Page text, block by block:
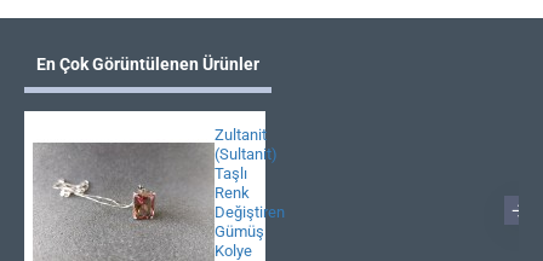
En Çok Görüntülenen Ürünler
Zultanit
(Sultanit)
Taşlı
Renk
Değiştiren
Gümüş
Kolye